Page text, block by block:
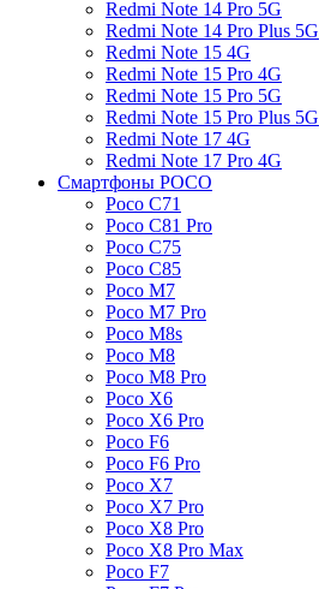
Redmi Note 14 Pro 5G
Redmi Note 14 Pro Plus 5G
Redmi Note 15 4G
Redmi Note 15 Pro 4G
Redmi Note 15 Pro 5G
Redmi Note 15 Pro Plus 5G
Redmi Note 17 4G
Redmi Note 17 Pro 4G
Смартфоны POCO
Poco C71
Poco C81 Pro
Poco C75
Poco C85
Poco M7
Poco M7 Pro
Poco M8s
Poco M8
Poco M8 Pro
Poco X6
Poco X6 Pro
Poco F6
Poco F6 Pro
Poco X7
Poco X7 Pro
Poco X8 Pro
Poco X8 Pro Max
Poco F7